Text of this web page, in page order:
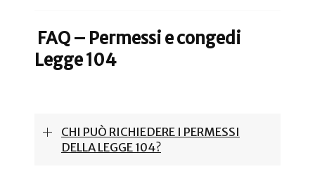
FAQ – Permessi e congedi
Legge 104
CHI PUÒ RICHIEDERE I PERMESSI
DELLA LEGGE 104?